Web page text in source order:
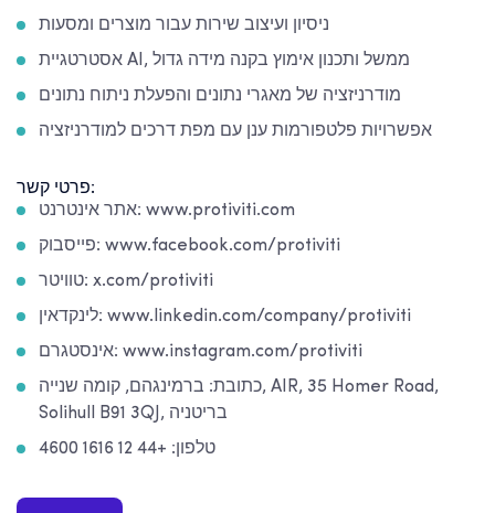
ניסיון ועיצוב שירות עבור מוצרים ומסעות
אסטרטגיית AI, ממשל ותכנון אימוץ בקנה מידה גדול
מודרניזציה של מאגרי נתונים והפעלת ניתוח נתונים
אפשרויות פלטפורמות ענן עם מפת דרכים למודרניזציה
פרטי קשר:
אתר אינטרנט: www.protiviti.com
פייסבוק: www.facebook.com/protiviti
טוויטר: x.com/protiviti
לינקדאין: www.linkedin.com/company/protiviti
אינסטגרם: www.instagram.com/protiviti
כתובת: ברמינגהם, קומה שנייה, AIR, 35 Homer Road,
Solihull B91 3QJ, בריטניה
טלפון: +44 12 1616 4600